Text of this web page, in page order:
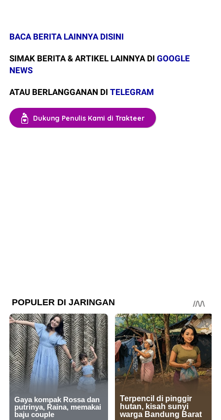
BACA BERITA LAINNYA DISINI
SIMAK BERITA & ARTIKEL LAINNYA DIGOOGLE
NEWS
ATAU BERLANGGANAN DITELEGRAM
Dukung Penulis Kami di Trakteer